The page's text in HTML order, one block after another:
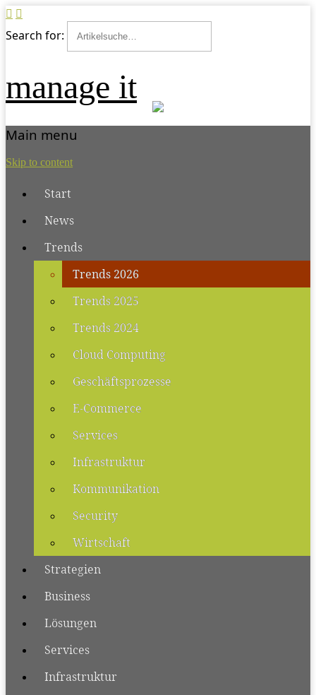
Search for:
manage it
Main menu
Skip to content
Start
News
Trends
Trends 2026
Trends 2025
Trends 2024
Cloud Computing
Geschäftsprozesse
E-Commerce
Services
Infrastruktur
Kommunikation
Security
Wirtschaft
Strategien
Business
Lösungen
Services
Infrastruktur